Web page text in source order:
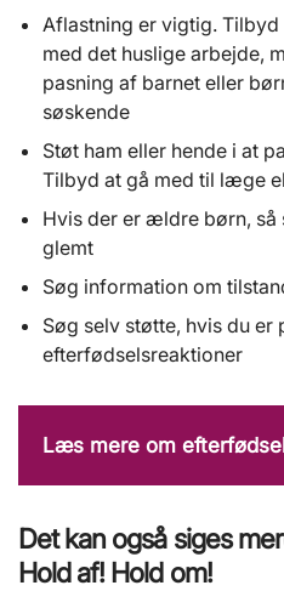
Aflastning er vigtig.
med det huslige arbejde,
pasning af barnet eller
søskende
Støt ham eller hende i at
Tilbyd at gå med til læge
Hvis der er ældre børn,
glemt
Søg information om
Søg selv støtte, hvis du er
efterfødselsreaktioner
Læs mere om
Det kan også siges
Hold af! Hold om!